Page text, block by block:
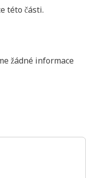
této části.
žádné informace